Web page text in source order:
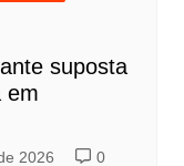
suposta
em
2026 0